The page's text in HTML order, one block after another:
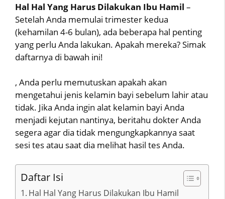
Hal Hal Yang Harus Dilakukan Ibu Hamil –
Setelah Anda memulai trimester kedua
(kehamilan 4-6 bulan), ada beberapa hal penting
yang perlu Anda lakukan. Apakah mereka? Simak
daftarnya di bawah ini!
, Anda perlu memutuskan apakah akan
mengetahui jenis kelamin bayi sebelum lahir atau
tidak. Jika Anda ingin alat kelamin bayi Anda
menjadi kejutan nantinya, beritahu dokter Anda
segera agar dia tidak mengungkapkannya saat
sesi tes atau saat dia melihat hasil tes Anda.
Daftar Isi
Hal Hal Yang Harus Dilakukan Ibu Hamil